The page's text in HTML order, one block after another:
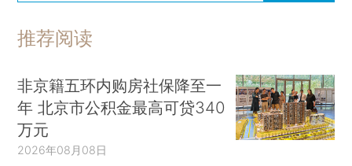
推荐阅读
非京籍五环内购房社保降至一
年 北京市公积金最高可贷340
万元
2026年08月08日